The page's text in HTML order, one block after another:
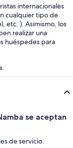
internacionales
cualquier tipo de
etc. ). Asimismo, los
realizar una
huéspedes para
se aceptan
de servicio.